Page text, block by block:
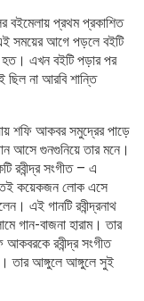
বইমেলায় প্রথম প্রকাশিত
সময়ের আগে পড়লে বইটি
হত। এখন বইটি পড়ার পর
ছিল না আরবি শান্তি
শফি আকবর সমুদ্রের পাড়ে
আসে গুনগুনিয়ে তার মনে।
রবীন্দ্র সংগীত – এ
কয়েকজন লোক এসে
এই গানটি রবীন্দ্রনাথ
গান-বাজনা হারাম। তার
আকবরকে রবীন্দ্র সংগীত
তার আঙ্গুলে আঙ্গুলে সুই